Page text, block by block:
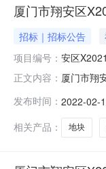
厦门市翔安区
招标｜招标公告
项目编号： 安区
正文内容： 厦门市翔
缴纳方式
发布时间： 2022-02-
相关产品：
地块